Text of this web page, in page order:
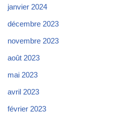
janvier 2024
décembre 2023
novembre 2023
août 2023
mai 2023
avril 2023
février 2023